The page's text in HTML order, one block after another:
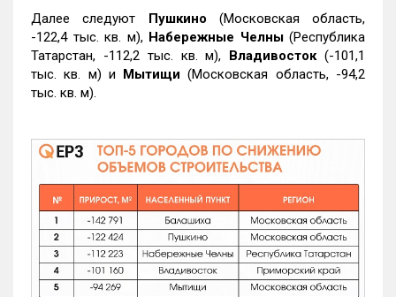
Далее следуют Пушкино (Московская область,
-122,4 тыс. кв. м), Набережные Челны(Республика
Татарстан, -112,2 тыс. кв. м), Владивосток(-101,1
тыс. кв. м) и Мытищи (Московская область, -94,2
тыс. кв. м).